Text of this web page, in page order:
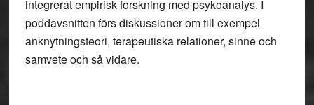
integrerat empirisk forskning med psykoanalys. I
poddavsnitten förs diskussioner om till exempel
anknytningsteori, terapeutiska relationer, sinne och
samvete och så vidare.